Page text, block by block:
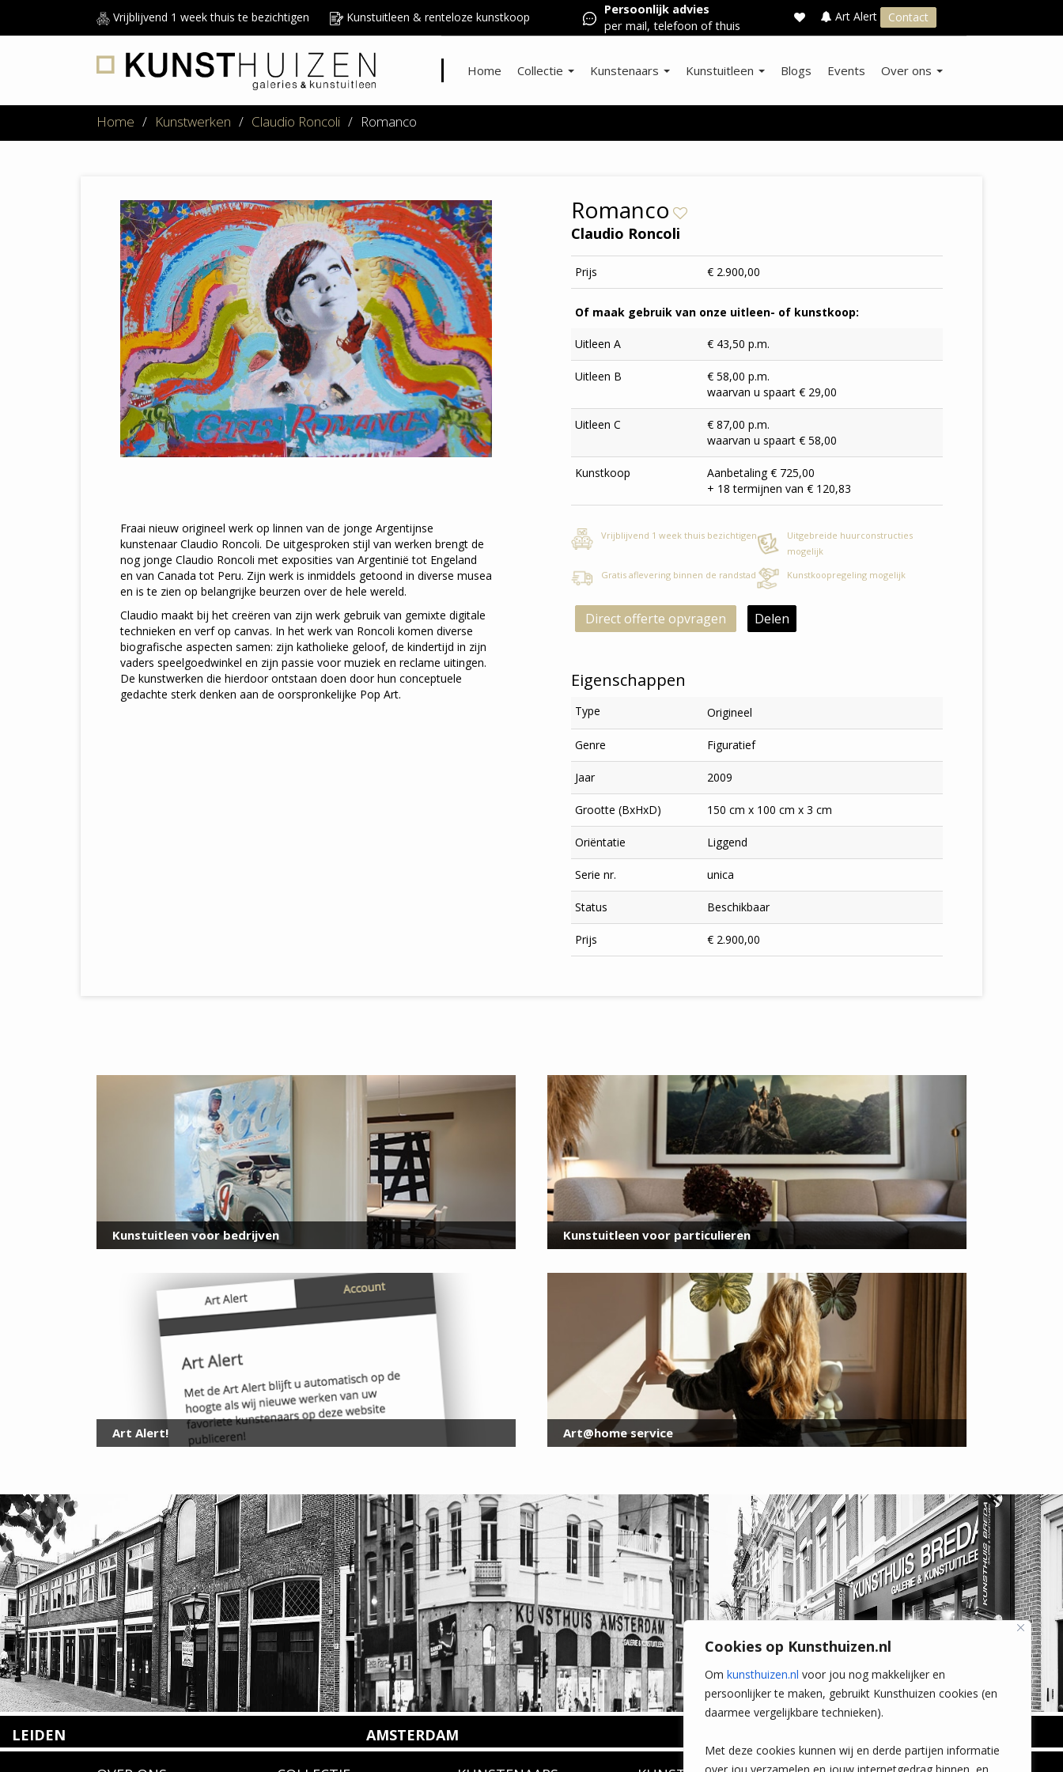
Cookies op Kunsthuizen.nl
Om kunsthuizen.nl voor jou nog makkelijker en
persoonlijker te maken, gebruikt Kunsthuizen cookies (en
daarmee vergelijkbare technieken).
Met deze cookies kunnen wij en derde partijen informatie
Vrijblijvend 1 week thuis te bezichtigen Kunstuitleen & renteloze kunstkoop
Persoonlijk advies
per mail, telefoon of thuis
Art Alert Contact
Home Collectie Kunstenaars Kunstuitleen Blogs Events Over ons
Home / Kunstwerken / Claudio Roncoli / Romanco
Fraai nieuw origineel werk op linnen van de jonge Argentijnse
kunstenaar Claudio Roncoli. De uitgesproken stijl van werken brengt de
nog jonge Claudio Roncoli met exposities van Argentinië tot Engeland
en van Canada tot Peru. Zijn werk is inmiddels getoond in diverse musea
en is te zien op belangrijke beurzen over de hele wereld.
Claudio maakt bij het creëren van zijn werk gebruik van gemixte digitale
technieken en verf op canvas. In het werk van Roncoli komen diverse
biografische aspecten samen: zijn katholieke geloof, de kindertijd in zijn
vaders speelgoedwinkel en zijn passie voor muziek en reclame uitingen.
De kunstwerken die hierdoor ontstaan doen door hun conceptuele
gedachte sterk denken aan de oorspronkelijke Pop Art.
Romanco
Claudio Roncoli
Prijs € 2.900,00
Of maak gebruik van onze uitleen- of kunstkoop:
Uitleen A € 43,50 p.m.
Uitleen B
€ 58,00 p.m.
waarvan u spaart € 29,00
Uitleen C
€ 87,00 p.m.
waarvan u spaart € 58,00
Kunstkoop
Aanbetaling € 725,00
+ 18 termijnen van € 120,83
Vrijblijvend 1 week thuis bezichtigen
Uitgebreide huurconstructies
mogelijk
Gratis aflevering binnen de randstad
Kunstkoopregeling mogelijk
Direct offerte opvragen Delen
Eigenschappen
Type Origineel
Genre Figuratief
Jaar 2009
Grootte (BxHxD) 150 cm x 100 cm x 3 cm
Oriëntatie Liggend
Serie nr. unica
Status Beschikbaar
Prijs € 2.900,00
Kunstuitleen voor bedrijven Kunstuitleen voor particulieren
Art Alert! Art@home service
LEIDEN AMSTERDAM
Wilhelminastraat 11
voor onze nieuwsbrief
E-
mailadres
×